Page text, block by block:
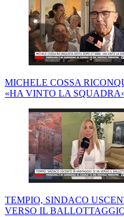
MICHELE COSSA
«HA VINTO LA
TEMPIO, SINDACO
VERSO IL